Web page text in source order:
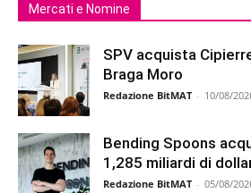
Mercati e Nomine
SPV acquista
Braga Moro
Redazione BitMAT - 10/08/
Bending Spoons
1,285 miliardi di
Redazione BitMAT - 05/08/